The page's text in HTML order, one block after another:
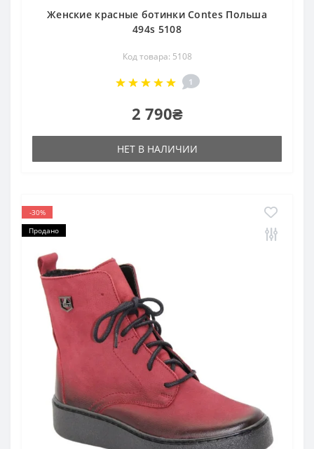
Женские красные ботинки Contes Польша
494s 5108
Код товара: 5108
1
2 790₴
НЕТ В НАЛИЧИИ
-30%
Продано